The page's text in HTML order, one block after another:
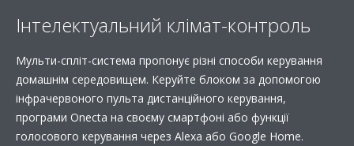
Інтелектуальний клімат-контроль
Мульти-спліт-система пропонує різні способи керування
домашнім середовищем. Керуйте блоком за допомогою
інфрачервоного пульта дистанційного керування,
програми Onecta на своєму смартфоні або функції
голосового керування через Alexa або Google Home.